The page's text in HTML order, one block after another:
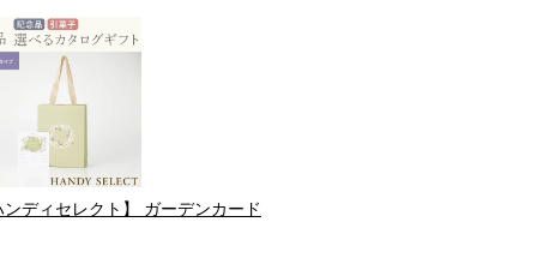
ンディセレクト】 ガーデンカード